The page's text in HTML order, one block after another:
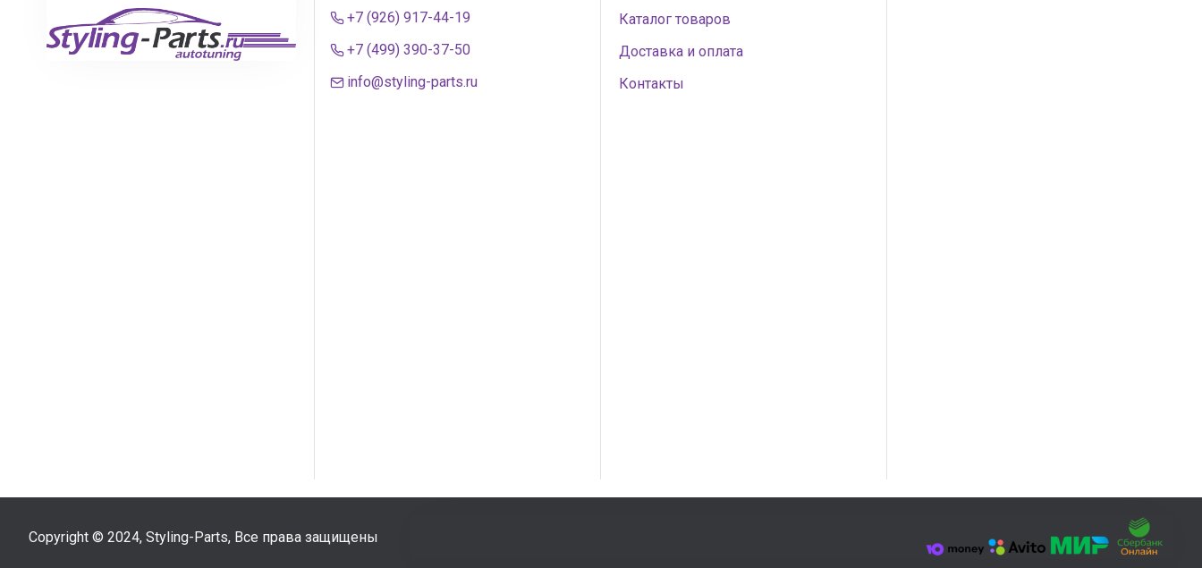
+7 (926) 917-44-19
+7 (499) 390-37-50
info@styling-parts.ru
Каталог товаров
Доставка и оплата
Контакты
Copyright © 2024, Styling-Parts, Все права защищены